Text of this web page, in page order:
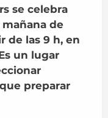
se celebra
de
de las 9 h, en
un lugar
preparar